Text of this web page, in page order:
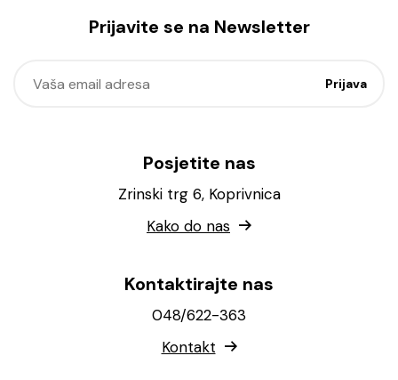
Prijavite se na Newsletter
Posjetite nas
Zrinski trg 6, Koprivnica
Kako do nas
Kontaktirajte nas
048/622-363
Kontakt